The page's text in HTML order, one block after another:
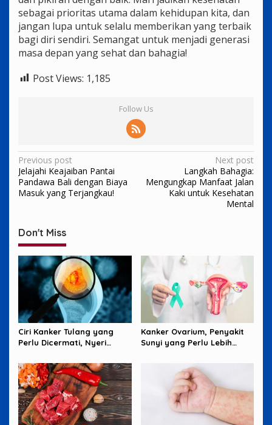
sebagai prioritas utama dalam kehidupan kita, dan
jangan lupa untuk selalu memberikan yang terbaik
bagi diri sendiri. Semangat untuk menjadi generasi
masa depan yang sehat dan bahagia!
Post Views: 1,185
Follow Us
Post
navigation
Previous post
Jelajahi Keajaiban Pantai
Pandawa Bali dengan Biaya
Masuk yang Terjangkau!
Next post
Langkah Bahagia:
Mengungkap Manfaat Jalan
Kaki untuk Kesehatan
Mental
Don't Miss
Ciri Kanker Tulang yang
Perlu Dicermati, Nyeri
Kanker Ovarium, Penyakit
Sunyi yang Perlu Lebih